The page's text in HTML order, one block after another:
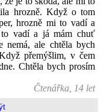
hrozně. Když o tom
hrozně mi to vadí a
vadí a já mám chuť
nemá, ale chtěla bych
přemýšlim, v čem
Chtěla bych prosím
Čtenářka, 14 let